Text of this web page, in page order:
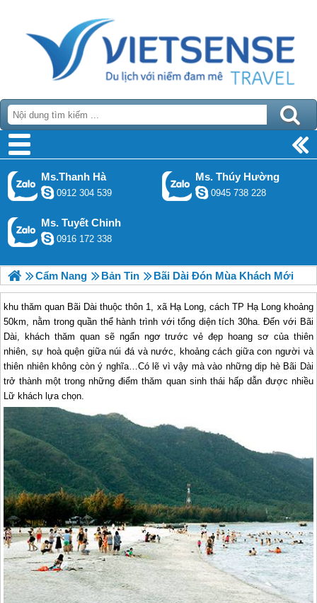
Ms.Thanh Hà
0912 304 539
Ms. Thúy Hường
0945 738 228
Ms. Tuyết Chinh
0916 172 338
Cẩm Nang Bản Tin Bãi Dài Đón Mùa Khách Mới
khu thăm quan Bãi Dài thuộc thôn 1, xã Hạ Long, cách TP Hạ Long khoảng
50km, nằm trong quần thể hành trình với tổng diện tích 30ha. Đến với Bãi
Dài, khách thăm quan sẽ ngẩn ngơ trước vẻ đẹp hoang sơ của thiên
nhiên, sự hoà quện giữa núi đá và nước, khoảng cách giữa con người và
thiên nhiên không còn ý nghĩa…Có lẽ vì vậy mà vào những dịp hè Bãi Dài
trở thành một trong những điểm thăm quan sinh thái hấp dẫn được nhiều
Lữ khách lựa chọn.